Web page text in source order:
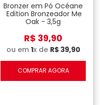
Bronzer em Pó Océane
Edition Bronzeador Me
Oak - 3,5g
R$ 39,90
ou em 1x de R$ 39,90
COMPRAR AGORA